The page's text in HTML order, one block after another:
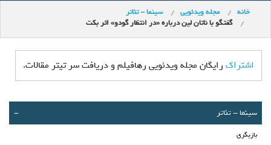
خانه
فروشگاه
مجله ویدئویی
خانه مجله ویدئویی
سينما - تئاتر
گفتگو با ناتان لین درباره «در انتظار گودو» اثر بکت
اشتراک رایگان مجله ویدئویی رهافیلم و دریافت سر تیتر مقالات.
سينما - تئاتر -
بازیگری